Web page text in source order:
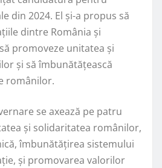
din 2024. El și-a propus să
dintre România și
promoveze unitatea și
și să îmbunătățească
românilor.
se axează pe patru
și solidaritatea românilor,
îmbunătățirea sistemului
și promovarea valorilor